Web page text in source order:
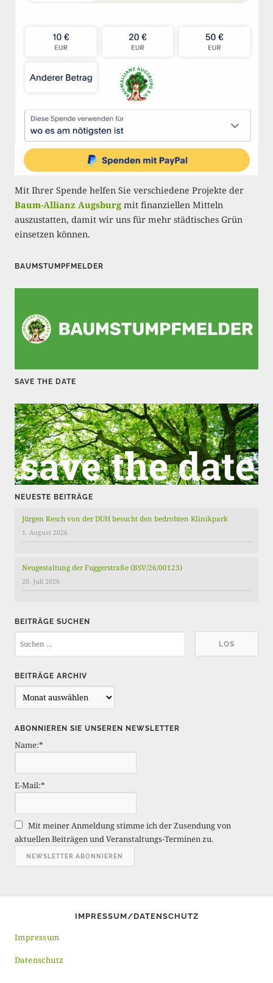
m
e
r
e
r
g
d
r
B
i
r
g
e
Mit Ihrer Spende helfen Sie verschiedene Projekte der
Baum-Allianz Augsburg mit finanziellen Mitteln
auszustatten, damit wir uns für mehr städtisches Grün
einsetzen können.
BAUMSTUMPFMELDER
SAVE THE DATE
NEUESTE BEITRÄGE
Jürgen Resch von der DUH besucht den bedrohten Klinikpark
1. August 2026
Neugestaltung der Fuggerstraße (BSV/26/00123)
20. Juli 2026
BEITRÄGE SUCHEN
BEITRÄGE ARCHIV
e
t
r
g
e
r
c
h
v
ABONNIEREN SIE UNSEREN NEWSLETTER
Name:*
E-Mail:*
Mit meiner Anmeldung stimme ich der Zusendung von
aktuellen Beiträgen und Veranstaltungs-Terminen zu.
IMPRESSUM/DATENSCHUTZ
Impressum
Datenschutz